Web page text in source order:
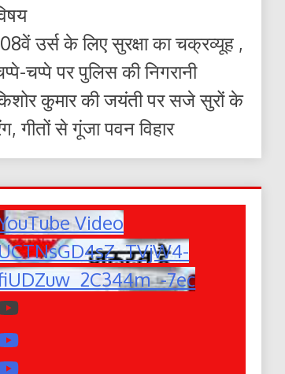
उर्स के लिए सुरक्षा का चक्रव्यूह ,
चप्पे पर पुलिस की निगरानी
कुमार की जयंती पर सजे सुरों के
गीतों से गूंजा पवन विहार
Video
7ec